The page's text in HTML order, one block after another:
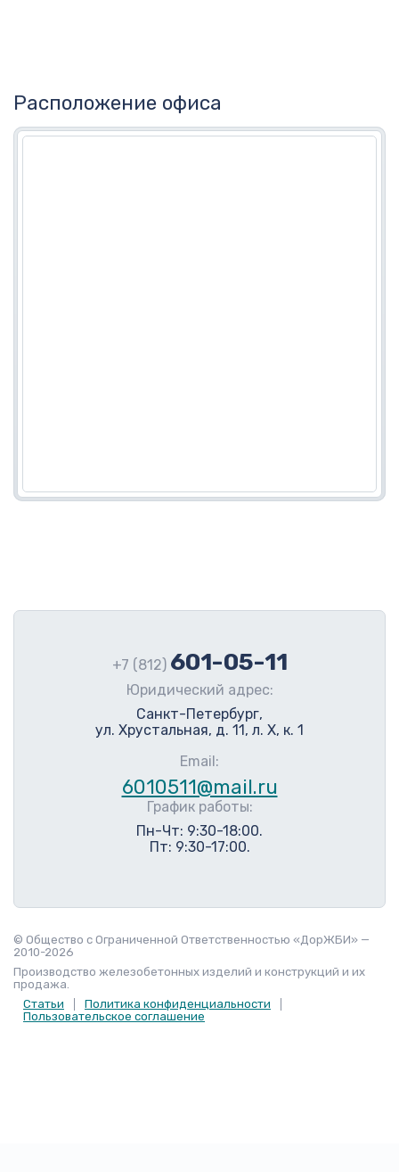
Расположение офиса
+7 (812) 601-05-11
Юридический адрес:
Санкт-Петербург,
ул. Хрустальная, д. 11, л. Х, к. 1
Email:
6010511@mail.ru
График работы:
Пн-Чт: 9:30-18:00.
Пт: 9:30-17:00.
© Общество с Ограниченной Ответственностью «ДорЖБИ» —
2010-2026
Производство железобетонных изделий и конструкций и их
продажа.
Статьи
Политика конфиденциальности
Пользовательское соглашение